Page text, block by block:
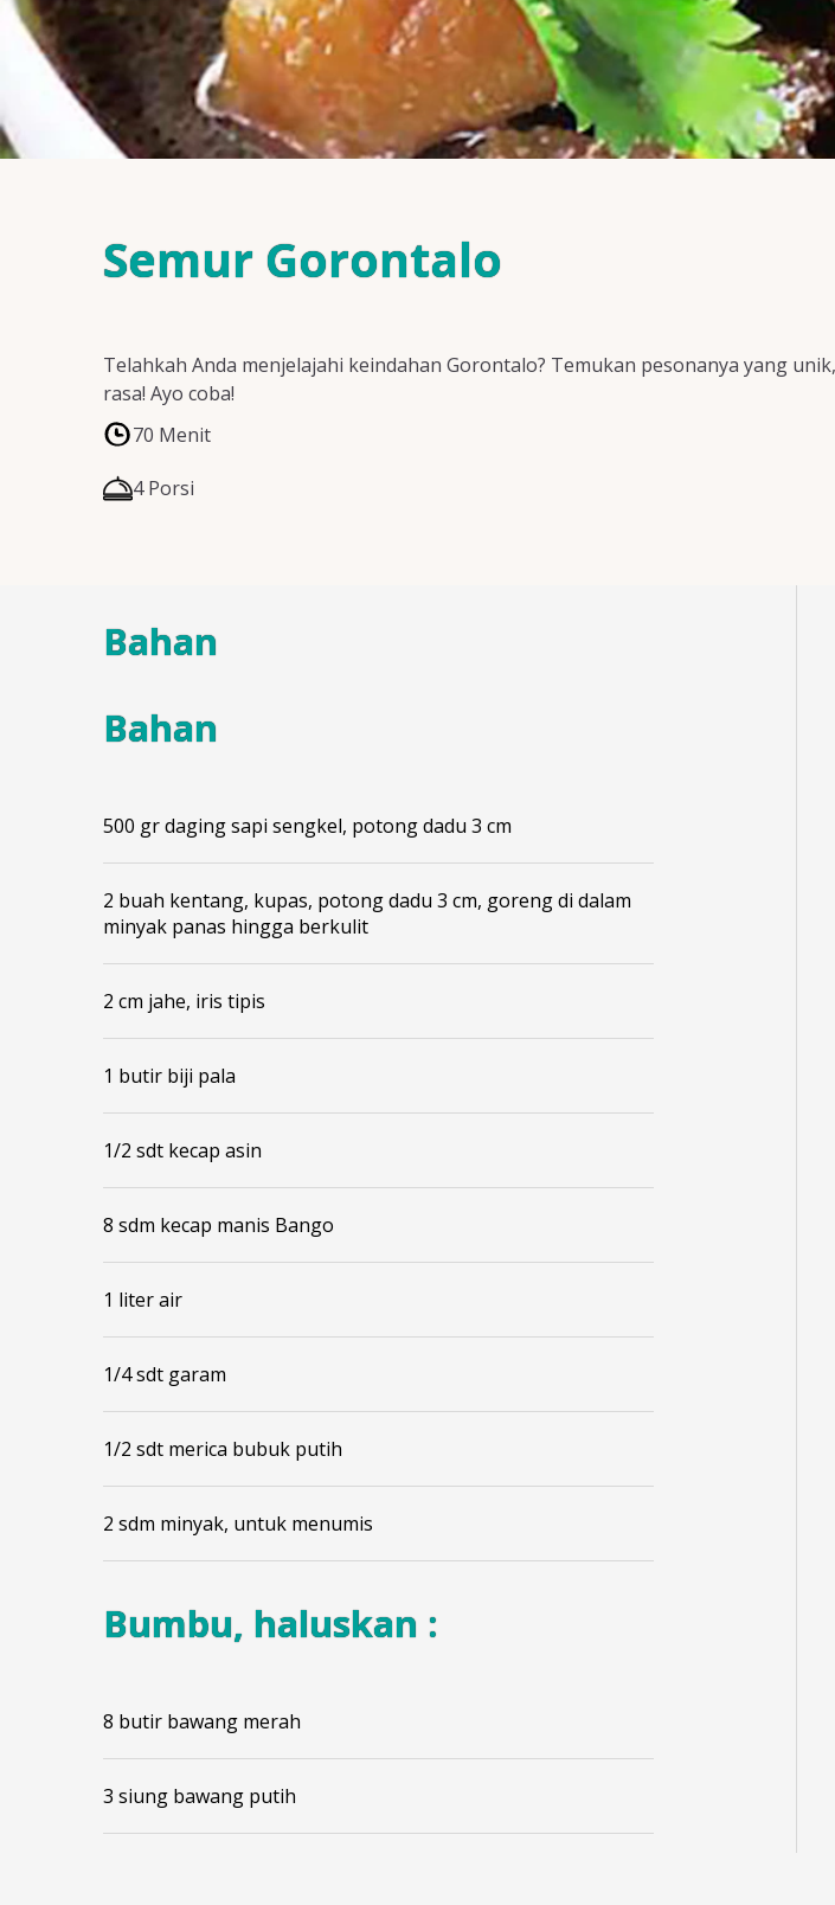
Semur Gorontalo
Telahkah Anda menjelajahi keindahan Gorontalo? Temukan pesonanya yang
rasa! Ayo coba!
70 Menit
4 Porsi
Bahan
Bahan
500 gr daging sapi sengkel, potong dadu 3 cm
2 buah kentang, kupas, potong dadu 3 cm, goreng di dalam
minyak panas hingga berkulit
2 cm jahe, iris tipis
1 butir biji pala
1/2 sdt kecap asin
8 sdm kecap manis Bango
1 liter air
1/4 sdt garam
1/2 sdt merica bubuk putih
2 sdm minyak, untuk menumis
Bumbu, haluskan :
8 butir bawang merah
3 siung bawang putih